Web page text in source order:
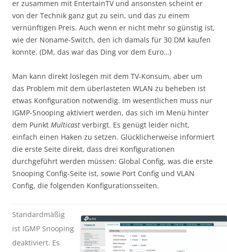
er zusammen mit EntertainTV und ansonsten scheint er
von der Technik ganz gut zu sein, und das zu einem
vernünftigen Preis. Auch wenn er nicht mehr so günstig ist,
wie der Noname-Switch, den ich damals für 30 DM kaufen
konnte. (DM, das war das Ding vor dem Euro…)
Man kann direkt loslegen mit dem TV-Konsum, aber um
das Problem mit dem überlasteten WLAN zu beheben ist
etwas Konfiguration notwendig. Im wesentlichen muss nur
IGMP-Snooping aktiviert werden, das sich im Menü hinter
dem Punkt Multicast verbirgt. Es genügt leider nicht,
einfach einen Haken zu setzen. Glücklicherweise informiert
die erste Seite direkt, dass drei Konfigurationen
durchgeführt werden müssen: Global Config, was die erste
Snooping Config-Seite ist, sowie Port Config und VLAN
Config, die folgenden Konfigurationsseiten.
Standardmäßig
ist IGMP Snooping
deaktiviert. Es